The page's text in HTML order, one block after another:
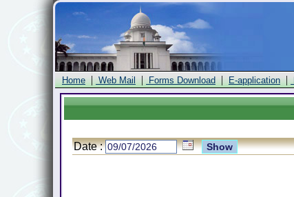
Home | Web Mail | Forms Download | E-application |
Date :